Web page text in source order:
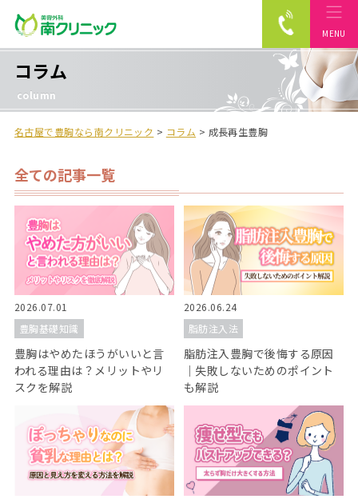
MENU
南クリニック
コラム
column
名古屋で豊胸なら南クリニック > コラム > 成長再生豊胸
全ての記事一覧
2026.07.01
豊胸基礎知識
豊胸はやめたほうがいいと言
われる理由は？メリットやリ
スクを解説
2026.06.24
脂肪注入法
脂肪注入豊胸で後悔する原因
｜失敗しないためのポイント
も解説